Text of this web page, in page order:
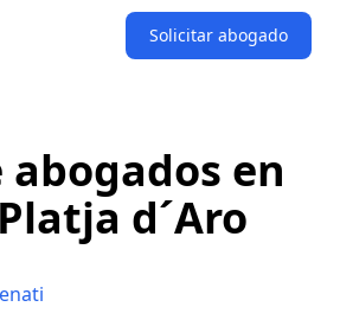
Solicitar abogado
abogados en
d´Aro